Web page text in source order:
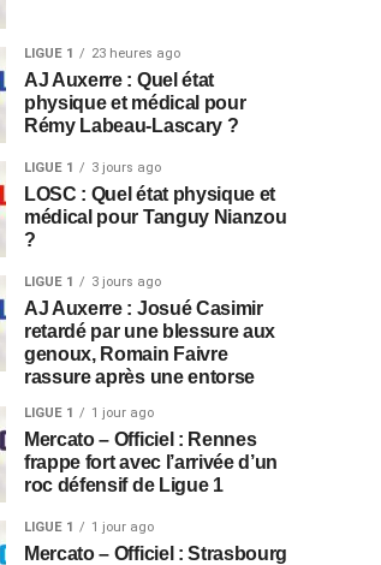
LIGUE 1 23 heures ago
AJ Auxerre : Quel état
physique et médical pour
Rémy Labeau-Lascary ?
LIGUE 1 3 jours ago
LOSC : Quel état physique et
médical pour Tanguy Nianzou
?
LIGUE 1 3 jours ago
AJ Auxerre : Josué Casimir
retardé par une blessure aux
genoux, Romain Faivre
rassure après une entorse
LIGUE 1 1 jour ago
Mercato – Officiel : Rennes
frappe fort avec l’arrivée d’un
roc défensif de Ligue 1
LIGUE 1 1 jour ago
Mercato – Officiel : Strasbourg